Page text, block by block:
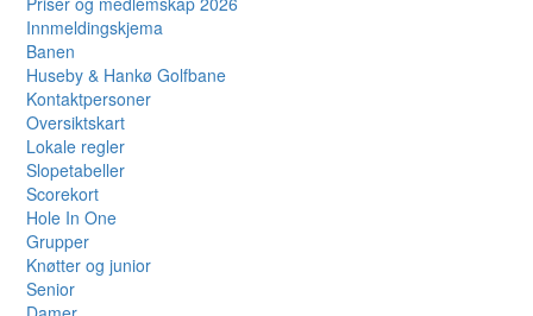
Innmeldingskjema
Banen
Huseby & Hankø Golfbane
Kontaktpersoner
Oversiktskart
Lokale regler
Slopetabeller
Scorekort
Hole In One
Grupper
Knøtter og junior
Senior